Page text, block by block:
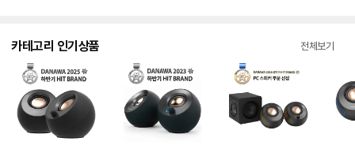
카테고리 인기상품 전체보기